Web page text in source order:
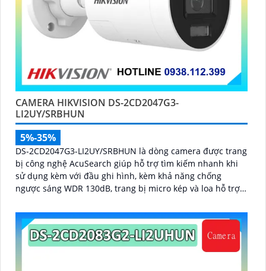
CAMERA HIKVISION DS-2CD2047G3-
LI2UY/SRBHUN
5%-35%
DS-2CD2047G3-LI2UY/SRBHUN là dòng camera được trang
bị công nghệ AcuSearch giúp hỗ trợ tìm kiếm nhanh khi
sử dụng kèm với đầu ghi hình, kèm khả năng chống
ngược sáng WDR 130dB, trang bị micro kép và loa hỗ trợ